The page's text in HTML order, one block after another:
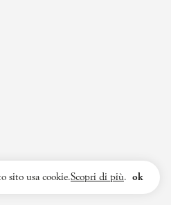
sito usa cookie.Scopri di più. ok